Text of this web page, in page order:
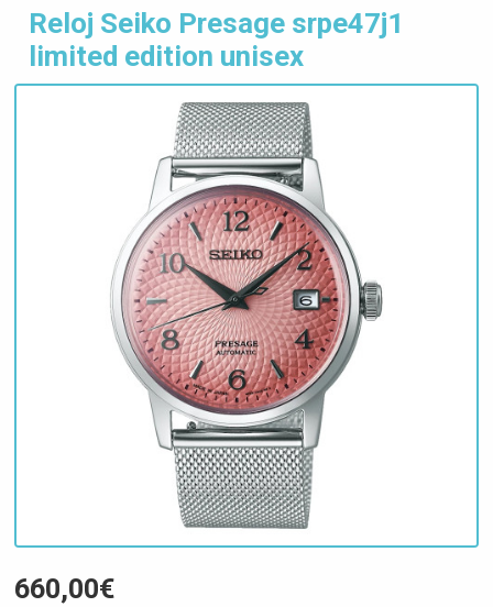
Reloj Seiko Presage srpe47j1
limited edition unisex
660,00€